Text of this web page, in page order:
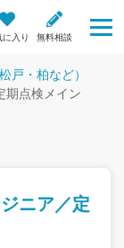
に入り 無料相談
戸・柏など）
期点検メイン
ニア／定